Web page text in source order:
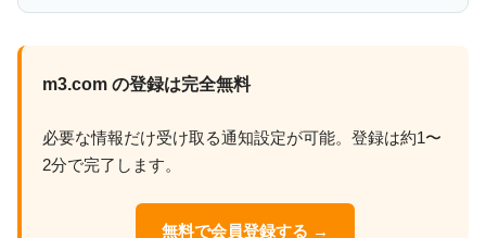
m3.com の登録は完全無料
必要な情報だけ受け取る通知設定が可能。登録は約1〜
2分で完了します。
無料で会員登録する →